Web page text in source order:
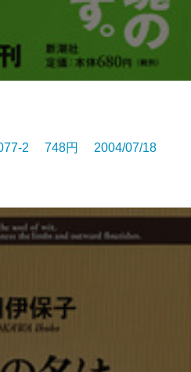
2 748円 2004/07/18